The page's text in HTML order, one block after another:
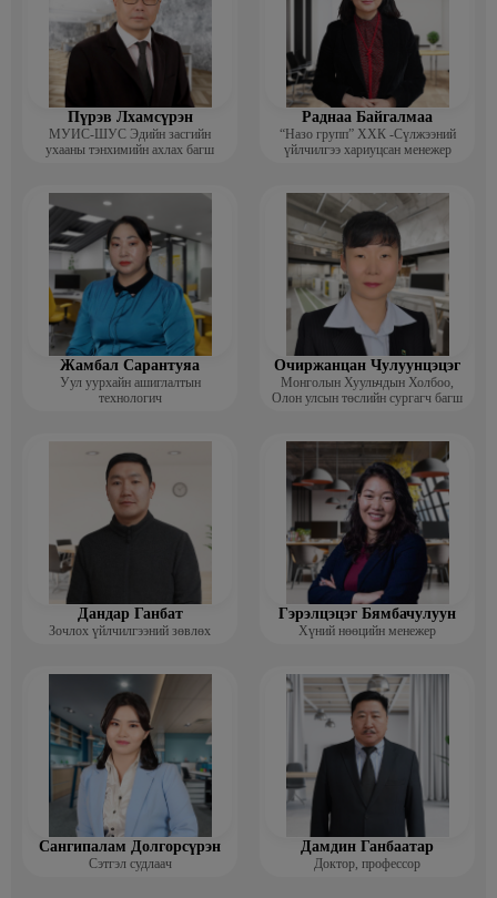
Пүрэв Лхамсүрэн
МУИС-ШУС Эдийн засгийн
ухааны тэнхимийн ахлах багш
Раднаа Байгалмаа
“Назо групп” ХХК -Сүлжээний
үйлчилгээ хариуцсан менежер
Жамбал Сарантуяа
Уул уурхайн ашиглалтын
технологич
Очиржанцан Чулуунцэцэг
Монголын Хуульчдын Холбоо,
Олон улсын төслийн сургагч багш
Дандар Ганбат
Зочлох үйлчилгээний зөвлөх
Гэрэлцэцэг Бямбачулуун
Хүний нөөцийн менежер
Сангипалам Долгорсүрэн
Сэтгэл судлаач
Дамдин Ганбаатар
Доктор, профессор